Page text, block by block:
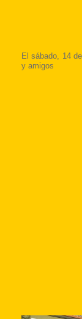
El sábado, 14
y amigos